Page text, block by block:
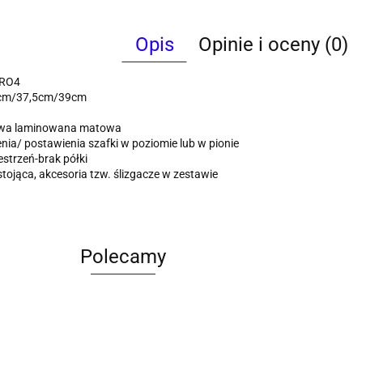
Opis Opinie i oceny (0)
37,5cm/39cm
laminowana matowa
postawienia szafki w poziomie lub w pionie
brak półki
akcesoria tzw. ślizgacze w zestawie
Polecamy